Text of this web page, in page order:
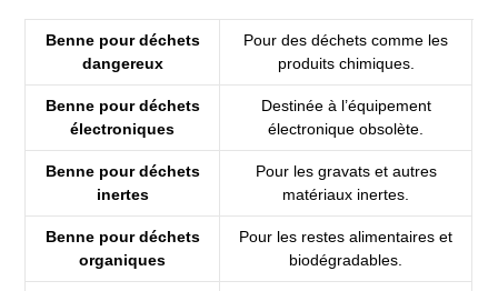
Benne pour déchets
dangereux
Pour des déchets comme les
produits chimiques.
Benne pour déchets
électroniques
Destinée à l’équipement
électronique obsolète.
Benne pour déchets
inertes
Pour les gravats et autres
matériaux inertes.
Benne pour déchets
organiques
Pour les restes alimentaires et
biodégradables.